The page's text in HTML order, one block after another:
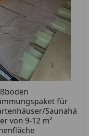
für
Saunahä
von 9-12 m²
am Lager